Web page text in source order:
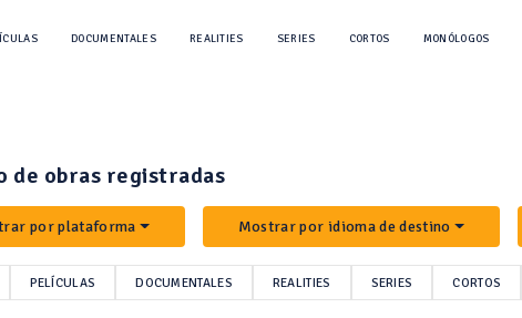
DOCUMENTALES REALITIES SERIES CORTOS MONÓLOGOS
de obras registradas
por plataforma Mostrar por idioma de destino
PELÍCULAS DOCUMENTALES REALITIES SERIES CORTOS